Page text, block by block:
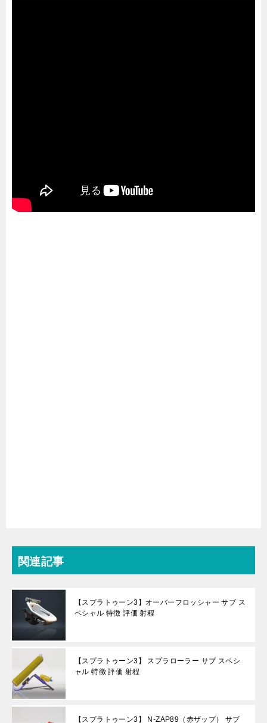
関連記事
【スプラトゥーン3】オーバーフロッシャー サブ ス
ペシャル 特徴 評価 射程
【スプラトゥーン3】 スプラローラー サブ スペシ
ャル 特徴 評価 射程
【スプラトゥーン3】 N-ZAP89（赤ザップ） サブ